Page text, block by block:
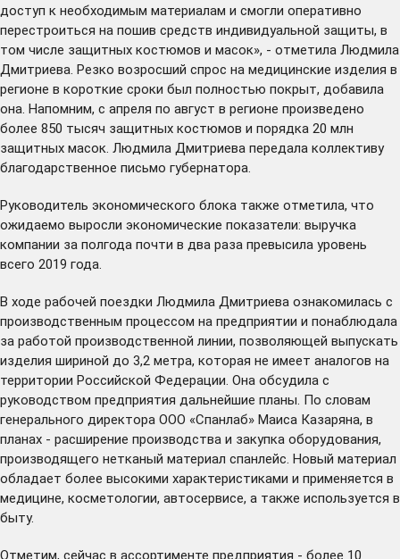
доступ к необходимым материалам и смогли оперативно
перестроиться на пошив средств индивидуальной защиты, в
том числе защитных костюмов и масок», - отметила Людмила
Дмитриева. Резко возросший спрос на медицинские изделия в
регионе в короткие сроки был полностью покрыт, добавила
она. Напомним, с апреля по август в регионе произведено
более 850 тысяч защитных костюмов и порядка 20 млн
защитных масок. Людмила Дмитриева передала коллективу
благодарственное письмо губернатора.
Руководитель экономического блока также отметила, что
ожидаемо выросли экономические показатели: выручка
компании за полгода почти в два раза превысила уровень
всего 2019 года.
В ходе рабочей поездки Людмила Дмитриева ознакомилась с
производственным процессом на предприятии и понаблюдала
за работой производственной линии, позволяющей выпускать
изделия шириной до 3,2 метра, которая не имеет аналогов на
территории Российской Федерации. Она обсудила с
руководством предприятия дальнейшие планы. По словам
генерального директора ООО «Спанлаб» Маиса Казаряна, в
планах - расширение производства и закупка оборудования,
производящего нетканый материал спанлейс. Новый материал
обладает более высокими характеристиками и применяется в
медицине, косметологии, автосервисе, а также используется в
быту.
Отметим, сейчас в ассортименте предприятия - более 10